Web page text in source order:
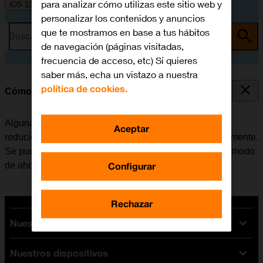
iOS 13.1
Busca por problema o tema
Cómo ahorrar batería
Algunas funciones del móvil consumen mucha batería,
reduciendo así la autonomía del teléfono considerablemente.
Se puede reducir el consumo de energía, activando el modo
de ahorro de batería.
Nuestras tarifas
Tarifas Orange
Nuestros dispositivos
para analizar cómo utilizas este sitio web y
personalizar los contenidos y anuncios
que te mostramos en base a tus hábitos
de navegación (páginas visitadas,
frecuencia de acceso, etc) Si quieres
saber más, echa un vistazo a nuestra
política de cookies.
Configurar
Rechazar
Aceptar